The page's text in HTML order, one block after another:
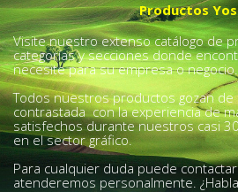
Productos
Visite nuestro extenso catálogo de
categorías y secciones donde
necesite para su empresa o negocio.
Todos nuestros productos gozan de
contrastada con la experiencia de
satisfechos durante nuestros casi
en el sector gráfico.
Para cualquier duda puede contactar
atenderemos personalmente.